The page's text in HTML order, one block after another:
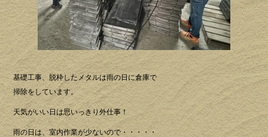
基礎工事、脱枠したメタルは雨の日に倉庫で
掃除をしています。
天気がいい日は思いっきり外仕事！
雨の日は、室内作業が少ないので・・・・・